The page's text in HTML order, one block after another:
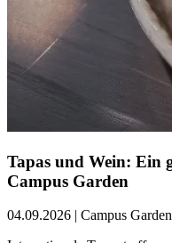
Tapas und Wein: Ein
Campus Garden
04.09.2026 | Campus